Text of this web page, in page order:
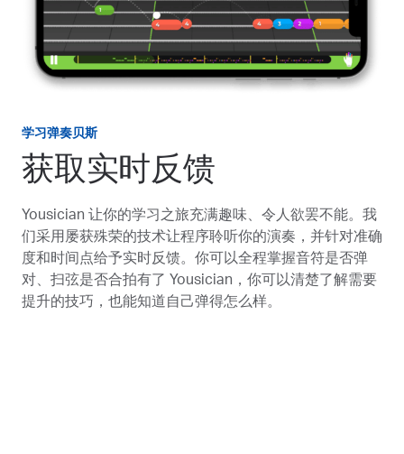
学习弹奏贝斯
获取实时反馈
Yousician 让你的学习之旅充满趣味、令人欲罢不能。我
们采用屡获殊荣的技术让程序聆听你的演奏，并针对准确
度和时间点给予实时反馈。你可以全程掌握音符是否弹
对、扫弦是否合拍有了 Yousician，你可以清楚了解需要
提升的技巧，也能知道自己弹得怎么样。